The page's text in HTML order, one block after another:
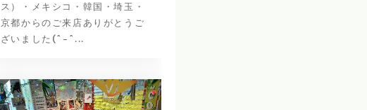
ス）・メキシコ・韓国・埼玉・
京都からのご来店ありがとうご
ざいました(^-^...